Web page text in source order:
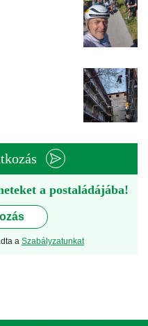
a postaládájába!
a Szabályzatunkat